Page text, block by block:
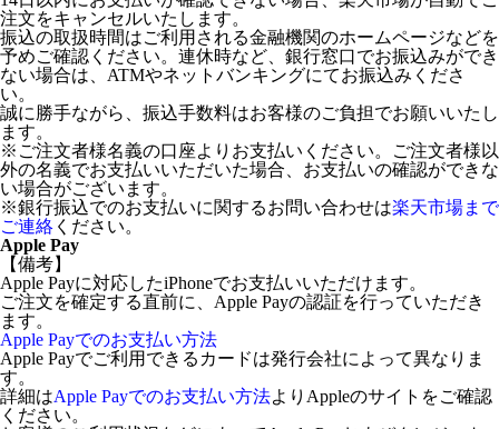
注文をキャンセルいたします。
振込の取扱時間はご利用される金融機関のホームページなどを
予めご確認ください。連休時など、銀行窓口でお振込みができ
ない場合は、ATMやネットバンキングにてお振込みくださ
い。
誠に勝手ながら、振込手数料はお客様のご負担でお願いいたし
ます。
※ご注文者様名義の口座よりお支払いください。ご注文者様以
外の名義でお支払いいただいた場合、お支払いの確認ができな
い場合がございます。
※銀行振込でのお支払いに関するお問い合わせは楽天市場まで
ご連絡 ください。
Apple Pay
【備考】
Apple Payに対応したiPhoneでお支払いいただけます。
ご注文を確定する直前に、Apple Payの認証を行っていただき
ます。
Apple Payでのお支払い方法
Apple Payでご利用できるカードは発行会社によって異なりま
す。
詳細はApple Payでのお支払い方法よりAppleのサイトをご確認
ください。